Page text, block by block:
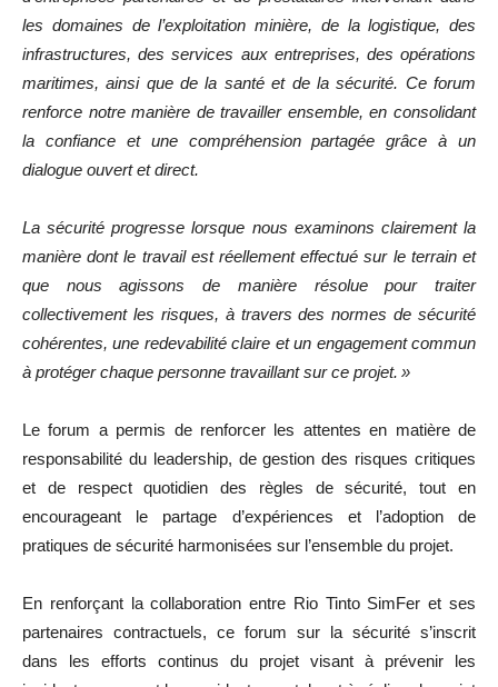
les domaines de l’exploitation minière, de la logistique, des
infrastructures, des services aux entreprises, des opérations
maritimes, ainsi que de la santé et de la sécurité. Ce forum
renforce notre manière de travailler ensemble, en consolidant
la confiance et une compréhension partagée grâce à un
dialogue ouvert et direct.
La sécurité progresse lorsque nous examinons clairement la
manière dont le travail est réellement effectué sur le terrain et
que nous agissons de manière résolue pour traiter
collectivement les risques, à travers des normes de sécurité
cohérentes, une redevabilité claire et un engagement commun
à protéger chaque personne travaillant sur ce projet. »
Le forum a permis de renforcer les attentes en matière de
responsabilité du leadership, de gestion des risques critiques
et de respect quotidien des règles de sécurité, tout en
encourageant le partage d’expériences et l’adoption de
pratiques de sécurité harmonisées sur l’ensemble du projet.
En renforçant la collaboration entre Rio Tinto SimFer et ses
partenaires contractuels, ce forum sur la sécurité s’inscrit
dans les efforts continus du projet visant à prévenir les